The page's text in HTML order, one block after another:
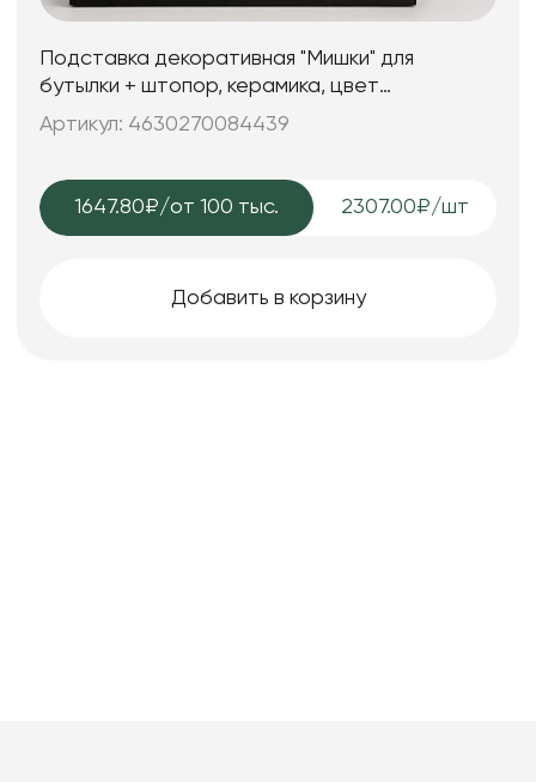
Подставка декоративная "Мишки" для
бутылки + штопор, керамика, цвет
серебряный, 31*12*20 см.
Артикул: 4630270084439
1647.80₽/от 100 тыс. 2307.00₽/шт
Добавить в корзину